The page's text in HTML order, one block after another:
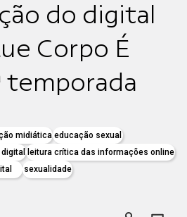
do digital
Corpo É
temporada
midiática educação sexual
leitura crítica das informações online
sexualidade